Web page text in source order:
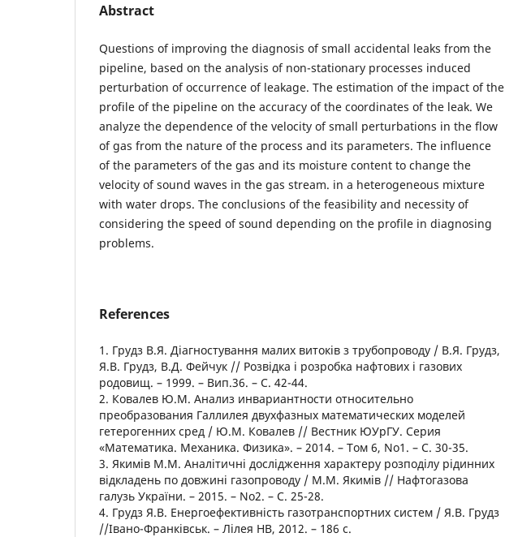
Abstract
Questions of improving the diagnosis of small accidental leaks from the
pipeline, based on the analysis of non-stationary processes induced
perturbation of occurrence of leakage. The estimation of the impact of the
profile of the pipeline on the accuracy of the coordinates of the leak. We
analyze the dependence of the velocity of small perturbations in the flow
of gas from the nature of the process and its parameters. The influence
of the parameters of the gas and its moisture content to change the
velocity of sound waves in the gas stream. in a heterogeneous mixture
with water drops. The conclusions of the feasibility and necessity of
considering the speed of sound depending on the profile in diagnosing
problems.
References
1. Грудз В.Я. Діагностування малих витоків з трубопроводу / В.Я. Грудз,
Я.В. Грудз, В.Д. Фейчук // Розвідка і розробка нафтових і газових
родовищ. – 1999. – Вип.36. – С. 42-44.
2. Ковалев Ю.М. Анализ инвариантности относительно
преобразования Галлилея двухфазных математических моделей
гетерогенних сред / Ю.М. Ковалев // Вестник ЮУрГУ. Серия
«Математика. Механика. Физика». – 2014. – Том 6, No1. – С. 30-35.
3. Якимів М.М. Аналітичні дослідження характеру розподілу рідинних
відкладень по довжині газопроводу / М.М. Якимів // Нафтогазова
галузь України. – 2015. – No2. – С. 25-28.
4. Грудз Я.В. Енергоефективність газотранспортних систем / Я.В. Грудз
//Івано-Франківськ. – Лілея НВ, 2012. – 186 с.